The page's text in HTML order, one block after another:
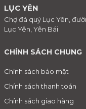
LỤC YÊN
Chợ đá quý Lục Yên,
Lục Yên, Yên Bái
CHÍNH SÁCH CHUNG
Chính sách bảo mật
Chính sách thanh toán
Chính sách giao hàng